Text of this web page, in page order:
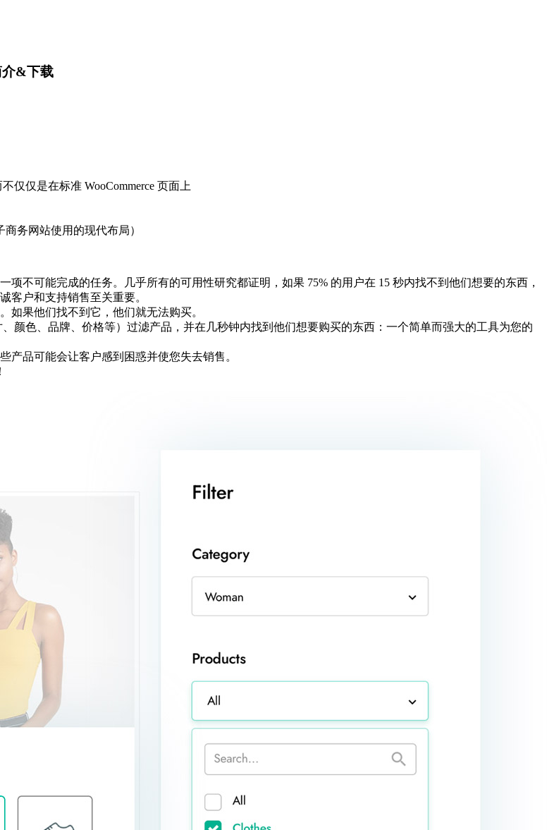
介&下载
仅仅是在标准 WooCommerce 页面上
务网站使用的现代布局）
不可能完成的任务。几乎所有的可用性研究都证明，如果 75% 的用户在 15 秒内找不到他们想要的东西，
客户和支持销售至关重要。
如果他们找不到它，他们就无法购买。
颜色、品牌、价格等）过滤产品，并在几秒钟内找到他们想要购买的东西：一个简单而强大的工具为您的
产品可能会让客户感到困惑并使您失去销售。